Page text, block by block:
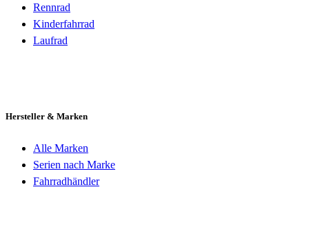
Rennrad
Kinderfahrrad
Laufrad
Hersteller & Marken
Alle Marken
Serien nach Marke
Fahrradhändler